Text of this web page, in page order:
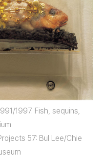
1997. Fish, sequins,
57: Bul Lee/Chie